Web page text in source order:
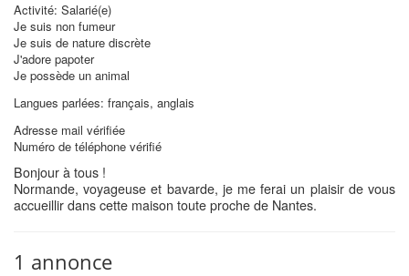
Activité: Salarié(e)
Je suis non fumeur
Je suis de nature discrète
J'adore papoter
Je possède un animal
Langues parlées: français, anglais
Adresse mail vérifiée
Numéro de téléphone vérifié
Bonjour à tous !
Normande, voyageuse et bavarde, je me ferai un plaisir de vous
accueillir dans cette maison toute proche de Nantes.
1 annonce